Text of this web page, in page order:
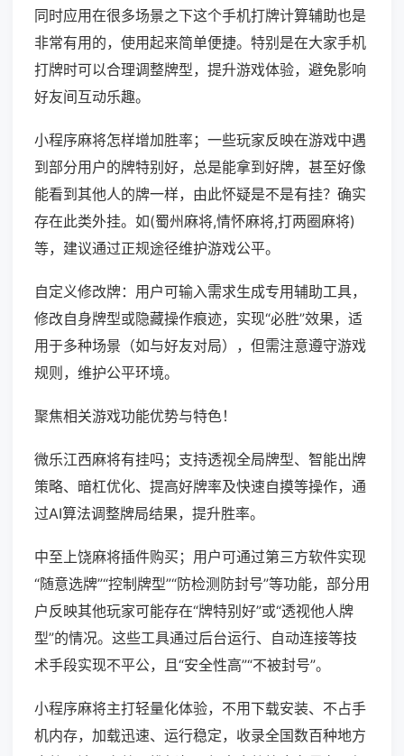
同时应用在很多场景之下这个手机打牌计算辅助也是
非常有用的，使用起来简单便捷。特别是在大家手机
打牌时可以合理调整牌型，提升游戏体验，避免影响
好友间互动乐趣。
小程序麻将怎样增加胜率；一些玩家反映在游戏中遇
到部分用户的牌特别好，总是能拿到好牌，甚至好像
能看到其他人的牌一样，由此怀疑是不是有挂？确实
存在此类外挂。如(蜀州麻将,情怀麻将,打两圈麻将)
等，建议通过正规途径维护游戏公平。
自定义修改牌：用户可输入需求生成专用辅助工具，
修改自身牌型或隐藏操作痕迹，实现“必胜”效果，适
用于多种场景（如与好友对局），但需注意遵守游戏
规则，维护公平环境。
聚焦相关游戏功能优势与特色！
微乐江西麻将有挂吗；支持透视全局牌型、智能出牌
策略、暗杠优化、提高好牌率及快速自摸等操作，通
过AI算法调整牌局结果，提升胜率。
中至上饶麻将插件购买；用户可通过第三方软件实现
“随意选牌”“控制牌型”“防检测防封号”等功能，部分用
户反映其他玩家可能存在“牌特别好”或“透视他人牌
型”的情况。这些工具通过后台运行、自动连接等技
术手段实现不平公，且“安全性高”“不被封号”。
小程序麻将主打轻量化体验，不用下载安装、不占手
机内存，加载迅速、运行稳定，收录全国数百种地方